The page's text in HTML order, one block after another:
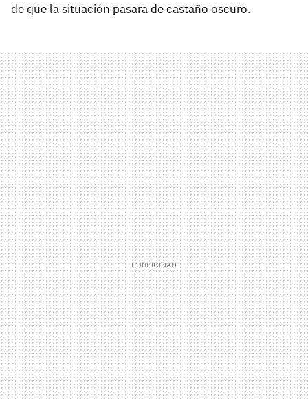
de que la situación pasara de castaño oscuro.